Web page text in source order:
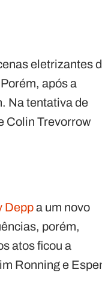
eletrizantes
após a
Na tentativa de
Colin Trevorrow
Deppa um novo
porém,
atos ficou a
Ronning e